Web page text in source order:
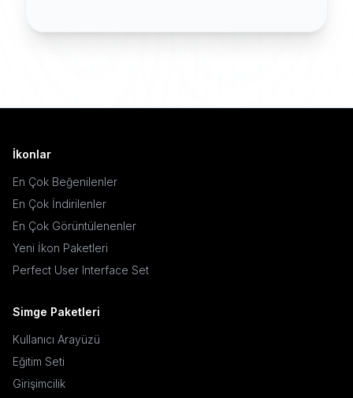
İkonlar
En Çok Beğenilenler
En Çok İndirilenler
En Çok Görüntülenenler
Yeni İkon Paketleri
Perfect User Interface Set
Simge Paketleri
Kullanıcı Arayüzü
Eğitim Seti
Girişimcilik